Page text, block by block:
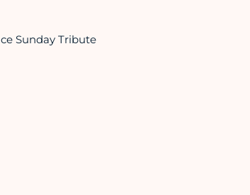
Sunday Tribute